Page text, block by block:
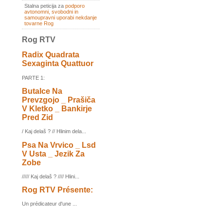
Stalna peticija za podporo
avtonomni, svobodni in
samoupravni uporabi nekdanje
tovarne Rog
Rog RTV
Radix Quadrata
Sexaginta Quattuor
PARTE 1:
Butalce Na
Prevzgojo _ Prašiča
V Kletko _ Bankirje
Pred Zid
/ Kaj delaš ? // Hlinim dela...
Psa Na Vrvico _ Lsd
V Usta _ Jezik Za
Zobe
///// Kaj delaš ? //// Hlini...
Rog RTV Présente:
Un prédicateur d'une ...